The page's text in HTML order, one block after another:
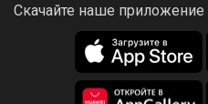
Скачайте наше приложение